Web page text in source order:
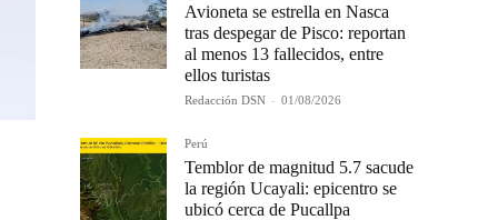
Avioneta se estrella en Nasca
tras despegar de Pisco: reportan
al menos 13 fallecidos, entre
ellos turistas
Redacción DSN - 01/08/2026
Perú
Temblor de magnitud 5.7 sacude
la región Ucayali: epicentro se
ubicó cerca de Pucallpa